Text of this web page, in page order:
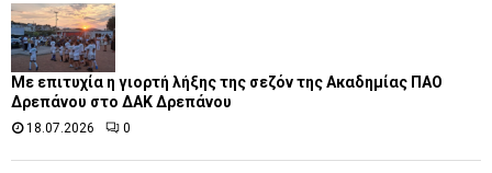
Με επιτυχία η γιορτή λήξης της σεζόν της Ακαδημίας ΠΑΟ
Δρεπάνου στο ΔΑΚ Δρεπάνου
18.07.2026 0